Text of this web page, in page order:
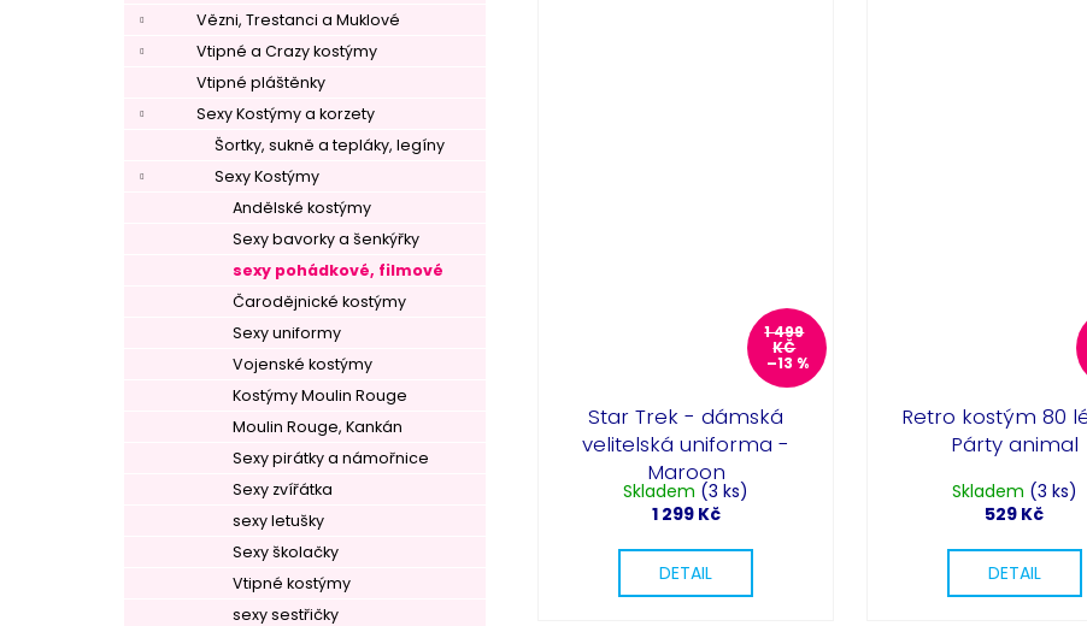
Vězni, Trestanci a Muklové
Vtipné a Crazy kostýmy
Vtipné pláštěnky
Sexy Kostýmy a korzety
Šortky, sukně a tepláky, legíny
Sexy Kostýmy
Andělské kostýmy
Sexy bavorky a šenkýřky
sexy pohádkové, filmové
Čarodějnické kostýmy
Sexy uniformy
Vojenské kostýmy
Kostýmy Moulin Rouge
Moulin Rouge, Kankán
Sexy pirátky a námořnice
Sexy zvířátka
sexy letušky
Sexy školačky
Vtipné kostýmy
sexy sestřičky
1 499
KČ
–13 %
Star Trek - dámská
velitelská uniforma -
Maroon
Skladem (3 ks)
1 299 Kč
DETAIL
Retro kostým 80
Párty animal
Skladem (3 ks)
529 Kč
DETAIL